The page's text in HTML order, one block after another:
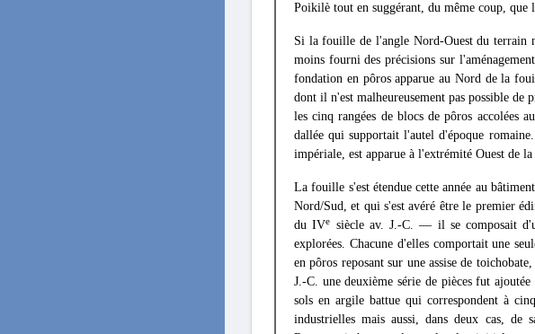
Poikilè tout en suggérant, du même coup,
Si la fouille de l'angle Nord-Ouest du terrain
moins fourni des précisions sur
fondation en pôros apparue au Nord de la
dont il n'est malheureusement pas possible de
les cinq rangées de blocs de pôros accolées
dallée qui supportait l'autel d'époque
impériale, est apparue à l'extrémité Ouest de
La fouille s'est étendue cette année au
Nord/Sud, et qui s'est avéré être le premier
du IVe
siècle av. J.-C. — il se composait
explorées. Chacune d'elles comportait une
en pôros reposant sur une assise de
J.-C. une deuxième série de pièces fut
sols en argile battue qui correspondent à
industrielles mais aussi, dans deux cas, de